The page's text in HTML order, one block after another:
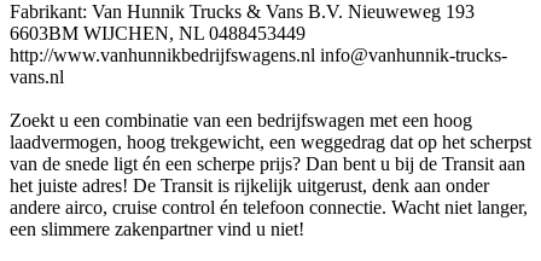
Fabrikant: Van Hunnik Trucks & Vans B.V. Nieuweweg 193
6603BM WIJCHEN, NL 0488453449
http://www.vanhunnikbedrijfswagens.nl info@vanhunnik-trucks-
vans.nl
Zoekt u een combinatie van een bedrijfswagen met een hoog
laadvermogen, hoog trekgewicht, een weggedrag dat op het scherpst
van de snede ligt én een scherpe prijs? Dan bent u bij de Transit aan
het juiste adres! De Transit is rijkelijk uitgerust, denk aan onder
andere airco, cruise control én telefoon connectie. Wacht niet langer,
een slimmere zakenpartner vind u niet!